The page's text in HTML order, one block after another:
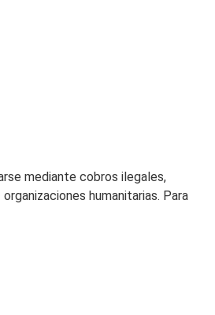
mediante cobros ilegales,
humanitarias. Para